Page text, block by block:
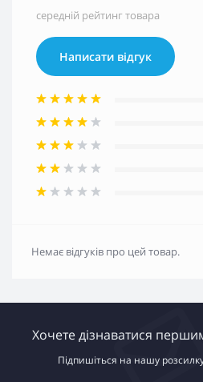
середній рейтинг товара
Написати відгук
Немає відгуків про цей товар.
Хочете дізнаватися
Підпишіться на нашу